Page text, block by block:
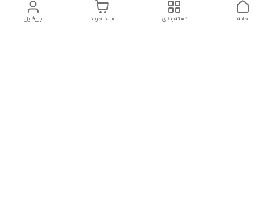
پروفایل سبد خرید دسته‌بندی خانه